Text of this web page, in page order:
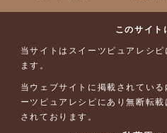
このサイト
当サイトはスイーツピュアレシ
ます。
当ウェブサイトに掲載されてい
ーツピュアレシピにあり無断転
されております。